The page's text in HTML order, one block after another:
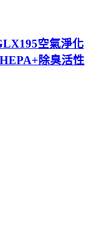
空氣淨化
除臭活性